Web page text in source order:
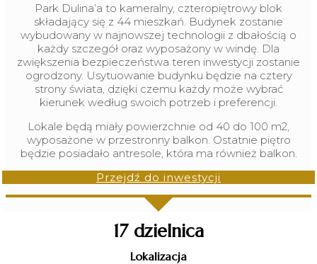
Park Dulina’a to kameralny, czteropiętrowy blok
składający się z 44 mieszkań. Budynek zostanie
wybudowany w najnowszej technologii z dbałością o
każdy szczegół oraz wyposażony w windę. Dla
zwiększenia bezpieczeństwa teren inwestycji zostanie
ogrodzony. Usytuowanie budynku będzie na cztery
strony świata, dzięki czemu każdy może wybrać
kierunek według swoich potrzeb i preferencji.
Lokale będą miały powierzchnie od 40 do 100 m2,
wyposażone w przestronny balkon. Ostatnie piętro
będzie posiadało antresole, która ma również balkon.
Przejdź do inwestycji
17 dzielnica
Lokalizacja